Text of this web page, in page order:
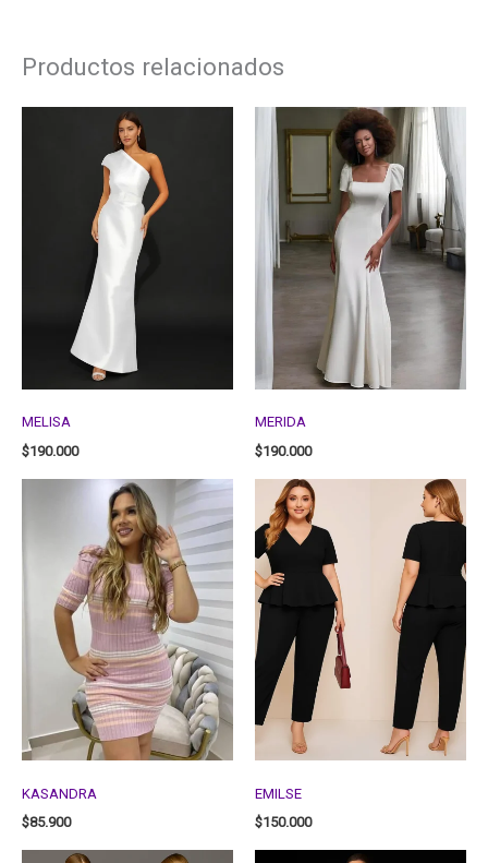
Productos relacionados
MELISA
$190.000
MERIDA
$190.000
KASANDRA
$85.900
EMILSE
$150.000